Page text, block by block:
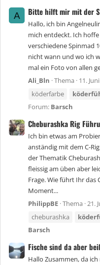
A Bitte hilft mir mit der
Hallo, ich bin
mich entdeckt. Ich
verschiedene Spinmad
nicht wann und wo ich
mal ein Foto von allen
Ali_Bln Thema 11.
köderfarbe
Forum: Barsch
Cheburashka Rig
Ich bin etwas am
anständig mit dem C-
der Thematik
fleissig am üben aber
Frage. Wie führt Ihr das
Moment...
PhilippBE Thema 21.
cheburashka
Barsch
Fische sind da aber
Hallo Zusammen, da